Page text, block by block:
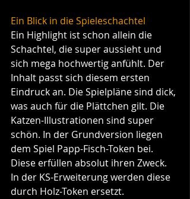
Ein Blick in die Spieleschachtel
Ein Highlight ist schon allein die
Schachtel, die super aussieht und
sich mega hochwertig anfühlt. Der
Inhalt passt sich diesem ersten
Eindruck an. Die Spielpläne sind dick,
was auch für die Plättchen gilt. Die
Katzen-Illustrationen sind super
schön. In der Grundversion liegen
dem Spiel Papp-Fisch-Token bei.
Diese erfüllen absolut ihren Zweck.
In der KS-Erweiterung werden diese
durch Holz-Token ersetzt.